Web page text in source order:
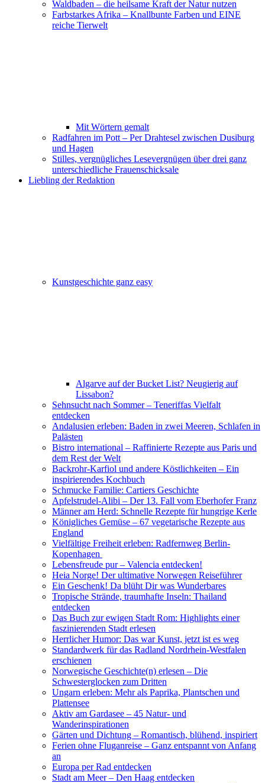
Waldbaden – die heilsame Kraft der Natur nutzen
Farbstarkes Afrika – Knallbunte Farben und EINE
reiche Tierwelt
Mit Wörtern gemalt
Radfahren im Pott – Per Drahtesel zwischen Dusiburg
und Hagen
Stilles, vergnügliches Lesevergnügen über drei ganz
unterschiedliche Frauenschicksale
Liebling der Redaktion
Kunstgeschichte ganz easy
Algarve auf der Bucket List? Neugierig auf
Lissabon?
Sehnsucht nach Sommer – Teneriffas Vielfalt
entdecken
Andalusien erleben: Baden in zwei Meeren, Schlafen in
Palästen
Bistro international – Raffinierte Rezepte aus Paris und
dem Rest der Welt
Backrohr-Karfiol und andere Köstlichkeiten – Ein
inspirierendes Kochbuch
Schmucke Familie: Cartiers Geschichte
Apfelstrudel-Alibi – Der 13. Fall vom Eberhofer Franz
Männer am Herd: Schnelle Rezepte für hungrige Kerle
Königliches Gemüse – 67 vegetarische Rezepte aus
England
Vielfältige Freiheit erleben: Radfernweg Berlin-
Kopenhagen
Lebensfreude pur – Valencia entdecken!
Heia Norge! Der ultimative Norwegen Reiseführer
Ein Geschenk! Da blüht Dir was Wunderbares
Tropische Strände, traumhafte Inseln: Thailand
entdecken
Das Buch zur ewigen Stadt Rom: Highlights einer
faszinierenden Stadt erlesen
Herrlicher Humor: Das war Kunst, jetzt ist es weg
Standardwerk für das Radland Nordrhein-Westfalen
erschienen
Norwegische Geschichte(n) erlesen – Die
Schwesterglocken zum Dritten
Ungarn erleben: Mehr als Paprika, Plantschen und
Plattensee
Aktiv am Gardasee – 45 Natur- und
Wanderinspirationen
Gärten und Dichtung – Romantisch, blühend, inspiriert
Ferien ohne Fluganreise – Ganz entspannt von Anfang
an
Europa per Rad entdecken
Stadt am Meer – Den Haag entdecken